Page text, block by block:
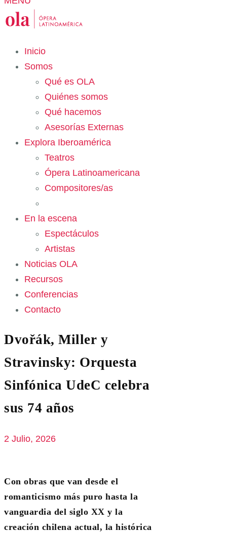
Inicio
Somos
Qué es OLA
Quiénes somos
Qué hacemos
Asesorías Externas
Explora Iberoamérica
Teatros
Ópera Latinoamericana
Compositores/as
En la escena
Espectáculos
Artistas
Noticias OLA
Recursos
Conferencias
Contacto
Dvořák, Miller y
Stravinsky: Orquesta
Sinfónica UdeC celebra
sus 74 años
2 Julio, 2026
Con obras que van desde el
romanticismo más puro hasta la
vanguardia del siglo XX y la
creación chilena actual, la histórica